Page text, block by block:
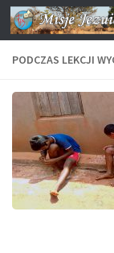
Przejdź do treści
PODCZAS LEKCJI